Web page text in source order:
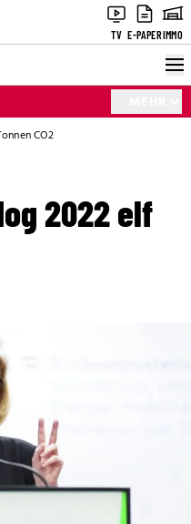
TV E-PAPERIMMO
CO2
2022 elf